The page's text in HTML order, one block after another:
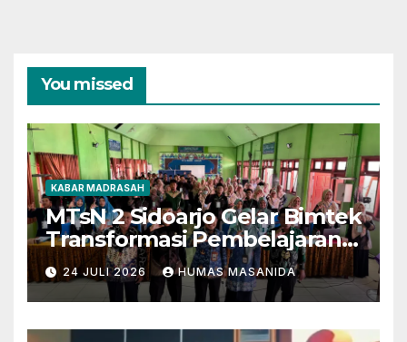
You missed
KABAR MADRASAH
MTsN 2 Sidoarjo Gelar Bimtek
Transformasi Pembelajaran
Berbasis AI dan Deep
Learning
24 JULI 2026 HUMAS MASANIDA